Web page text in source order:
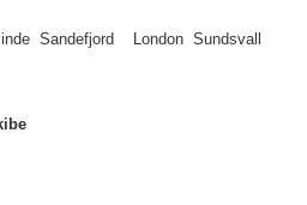
Sandefjord London Sundsvall